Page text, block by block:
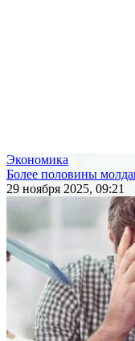
Экономика
Более половины
29 ноября 2025, 09:21